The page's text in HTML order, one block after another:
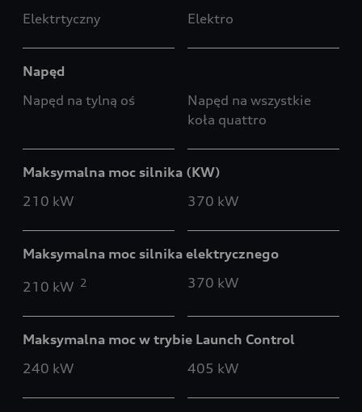
Elektrtyczny
Elektro
Napęd
Napęd na tylną oś
Napęd na wszystkie
koła quattro
Maksymalna moc silnika (KW)
210 kW
370 kW
Maksymalna moc silnika elektrycznego
210 kW 2 370 kW
Maksymalna moc w trybie Launch Control
240 kW
405 kW